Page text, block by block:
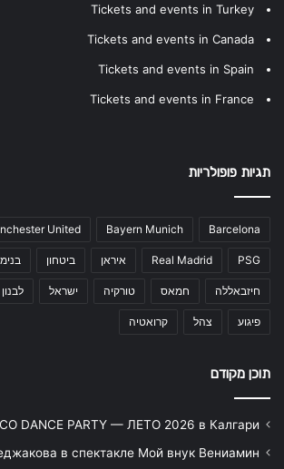
Tickets and events in Turkey
Tickets and events in Canada
Tickets and events in Spain
Tickets and events in France
תגיות פופולריות
Barcelona
Bayern Munich
United
PSG
Real Madrid איראן ביטחון
חיזבאללה חמאס טורקיה ישראל לבנון
פיגוע צהל קרואטיה
תוכן מקודם
DANCE PARTY — ЛЕТО 2026 в Калгари
в спектакле Мой внук Вениамин